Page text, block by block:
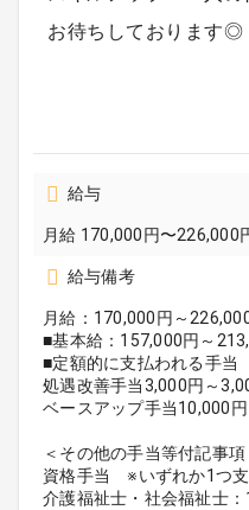
お待ちしております◎
給与
月給 170,000円〜226,000
給与備考
月給：170,000円～
■基本給：157,000円～
■定額的に支払われる手当
処遇改善手当3,000円～
ベースアップ手当10,000
＜その他の手当等付記事項
資格手当 ※いずれか1つ
介護福祉士・社会福祉士